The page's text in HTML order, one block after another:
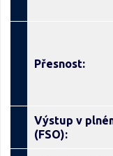
Přesnost:
Výstup v
(FSO):